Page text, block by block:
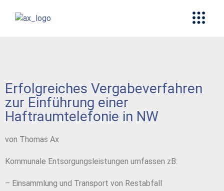
Erfolgreiches Vergabeverfahren
zur Einführung einer
Haftraumtelefonie in NW
von Thomas Ax
Kommunale Entsorgungsleistungen umfassen zB:
– Einsammlung und Transport von Restabfall